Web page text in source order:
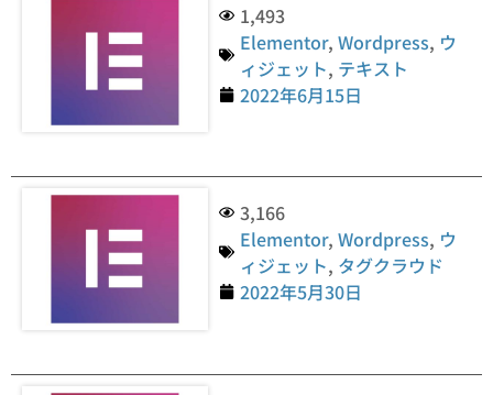
1,493
Elementor,Wordpress, ウ
ィジェット, テキスト
2022年6月15日
3,166
Elementor,Wordpress, ウ
ィジェット, タグクラウド
2022年5月30日